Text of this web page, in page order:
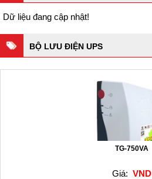
Dữ liệu đang cập nhật!
BỘ LƯU ĐIỆN UPS
TG-750VA
Giá: VND